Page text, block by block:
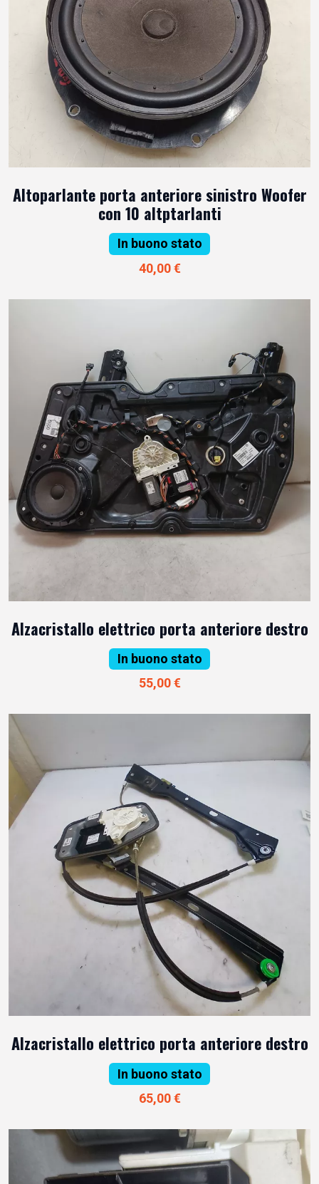
Altoparlante porta anteriore sinistro Woofer
con 10 altptarlanti
In buono stato
40,00 €
Alzacristallo elettrico porta anteriore destro
In buono stato
55,00 €
Alzacristallo elettrico porta anteriore destro
In buono stato
65,00 €